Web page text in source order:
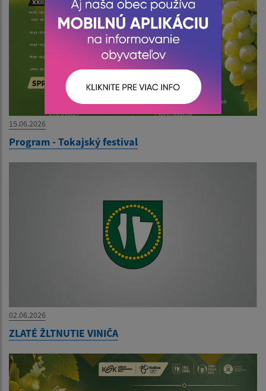
15.06.2026
Program - Tokajský festival
02.06.2026
ZLATÉ ŽLTNUTIE VINIČA